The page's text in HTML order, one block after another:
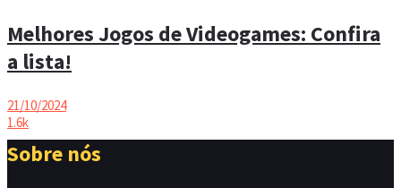
Melhores Jogos de Videogames: Confira
a lista!
21/10/2024
1.6k
Sobre nós